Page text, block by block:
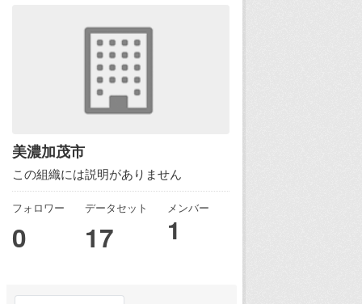
美濃加茂市
この組織には説明がありません
フォロワー
0
データセット
17
メンバー
1